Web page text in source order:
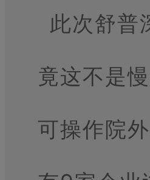
此次舒普
竟这不是
可操作院